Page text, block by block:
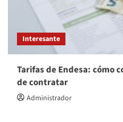
Interesante
Tarifas de Endesa: cómo
de contratar
Administrador